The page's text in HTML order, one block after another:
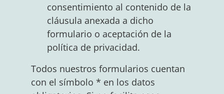
consentimiento al contenido de la
cláusula anexada a dicho
formulario o aceptación de la
política de privacidad.
Todos nuestros formularios cuentan
con el símbolo * en los datos